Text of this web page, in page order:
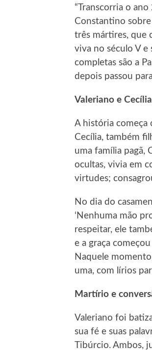
“Transcorria o
Constantino
três mártires, que
viva no século V
completas são a
depois passou
Valeriano e
A história começa
Cecília, também
uma família pagã,
ocultas, vivia em
virtudes;
No dia do
‘Nenhuma mão
respeitar, ele
e a graça
Naquele
uma, com lírios
Martírio e
Valeriano foi
sua fé e suas
Tibúrcio. Ambos,